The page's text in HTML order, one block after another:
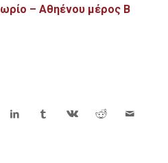
– Αθηένου μέρος Β